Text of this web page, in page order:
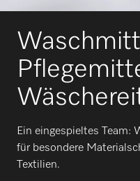
Ein eingespieltes Team:
für besondere
Textilien.